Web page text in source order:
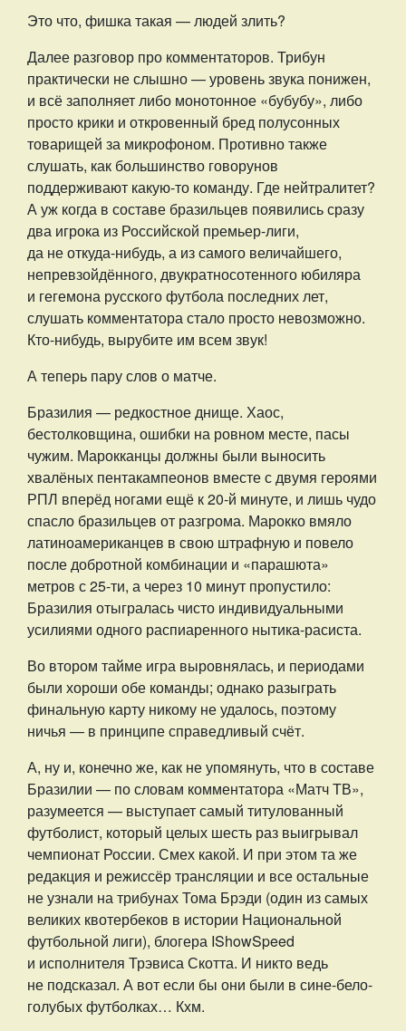
Это что, фишка такая — людей злить?
Далее разговор про комментаторов. Трибун
практически не слышно — уровень звука понижен,
и всё заполняет либо монотонное «бубубу», либо
просто крики и откровенный бред полусонных
товарищей за микрофоном. Противно также
слушать, как большинство говорунов
поддерживают какую-то команду. Где нейтралитет?
А уж когда в составе бразильцев появились сразу
два игрока из Российской премьер-лиги,
да не откуда-нибудь, а из самого величайшего,
непревзойдённого, двукратносотенного юбиляра
и гегемона русского футбола последних лет,
слушать комментатора стало просто невозможно.
Кто-нибудь, вырубите им всем звук!
А теперь пару слов о матче.
Бразилия — редкостное днище. Хаос,
бестолковщина, ошибки на ровном месте, пасы
чужим. Марокканцы должны были выносить
хвалёных пентакампеонов вместе с двумя героями
РПЛ вперёд ногами ещё к 20-й минуте, и лишь чудо
спасло бразильцев от разгрома. Марокко вмяло
латиноамериканцев в свою штрафную и повело
после добротной комбинации и «парашюта»
метров с 25-ти, а через 10 минут пропустило:
Бразилия отыгралась чисто индивидуальными
усилиями одного распиаренного нытика-расиста.
Во втором тайме игра выровнялась, и периодами
были хороши обе команды; однако разыграть
финальную карту никому не удалось, поэтому
ничья — в принципе справедливый счёт.
А, ну и, конечно же, как не упомянуть, что в составе
Бразилии — по словам комментатора «Матч ТВ»,
разумеется — выступает самый титулованный
футболист, который целых шесть раз выигрывал
чемпионат России. Смех какой. И при этом та же
редакция и режиссёр трансляции и все остальные
не узнали на трибунах Тома Брэди (один из самых
великих квотербеков в истории Национальной
футбольной лиги), блогера IShowSpeed
и исполнителя Трэвиса Скотта. И никто ведь
не подсказал. А вот если бы они были в сине-бело-
голубых футболках… Кхм.